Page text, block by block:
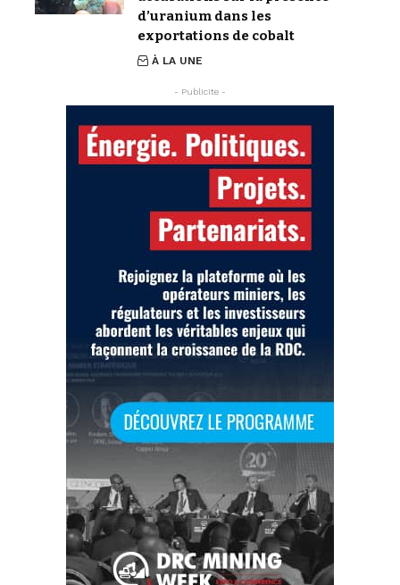
d’uranium dans les
exportations de cobalt
À LA UNE
- Publicite -